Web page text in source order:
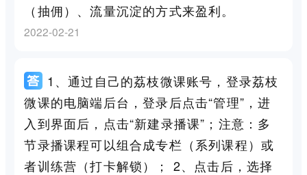
（抽佣）、流量沉淀的方式来盈利。
2022-02-21
1、通过自己的荔枝微课账号，登录荔枝
微课的电脑端后台，登录后点击“管理”，进
入到界面后，点击“新建录播课”；注意：多
节录播课程可以组合成专栏（系列课程）或
者训练营（打卡解锁）； 2、点击后，选择